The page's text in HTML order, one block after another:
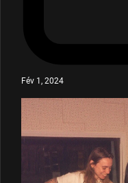
Fév 1, 2024